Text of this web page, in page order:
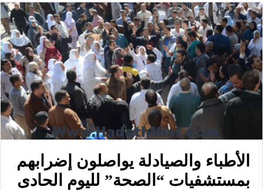
الأطباء والصيادلة يواصلون إضرابهم
بمستشفيات “الصحة” لليوم الحادى